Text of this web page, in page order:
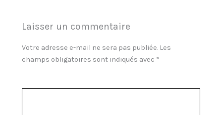
Laisser un commentaire
Votre adresse e-mail ne sera pas publiée. Les
champs obligatoires sont indiqués avec *